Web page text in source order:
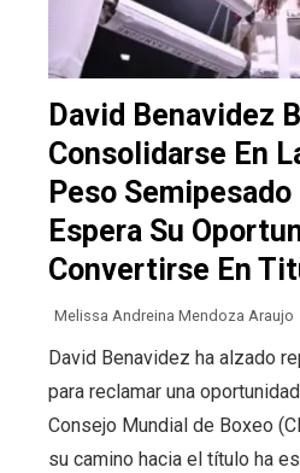
David Benavidez
Consolidarse En
Peso
Espera Su
Convertirse En
Melissa Andreina Mendoza Araujo
David Benavidez ha alzado
para reclamar una
Consejo Mundial de Boxeo
su camino hacia el título ha